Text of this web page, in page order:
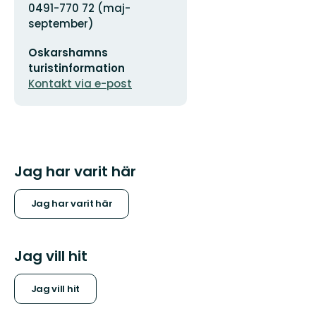
Adress
0491-770 72 (maj-
september)
postadress
Oskarshamns
turistinformation
Kontakt via e-post
Jag har varit här
Jag har varit här
Jag vill hit
Jag vill hit